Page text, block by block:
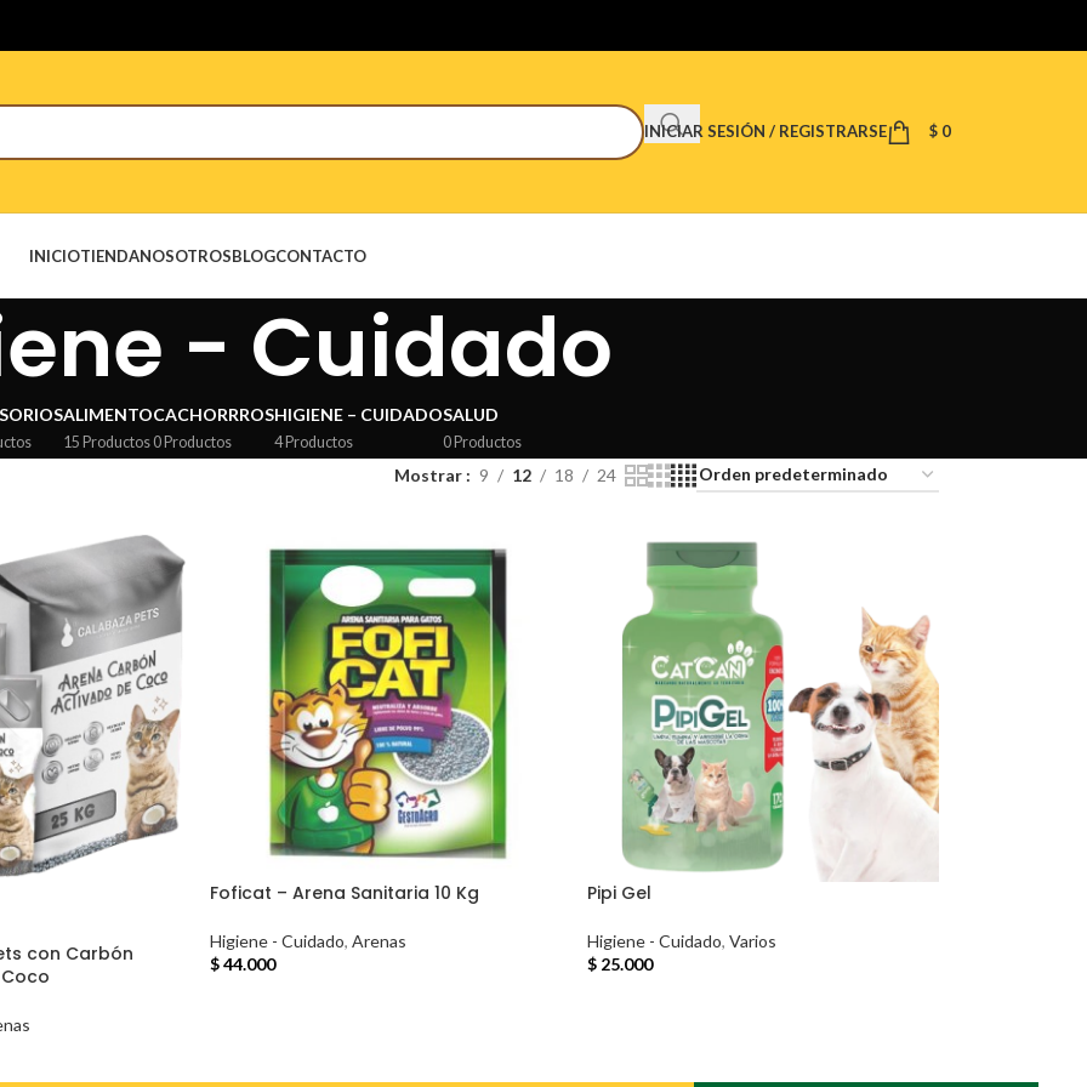
INICIAR SESIÓN / REGISTRARSE $ 0
INICIOTIENDANOSOTROSBLOGCONTACTO
- Cuidado
ALIMENTO
15 Productos
CACHORRROS
0 Productos
HIGIENE – CUIDADO
4 Productos
SALUD
0 Productos
Mostrar 9 12 18 24
con Carbón
Foficat – Arena Sanitaria 10 Kg
Higiene - Cuidado, Arenas
$44.000
Pipi Gel
Higiene - Cuidado, Varios
$25.000